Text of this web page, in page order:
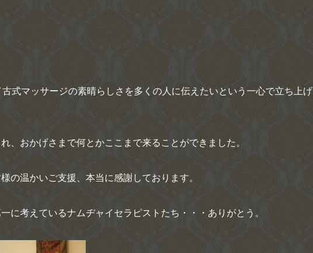
式マッサージの素晴らしさを多くの人に伝えたいという一心で立ち上げ
、おかげさまで何とかここまで来ることができました。
の温かいご支援、本当に感謝しております。
に考えているナムヂャイセラピストたち・・・ありがとう。